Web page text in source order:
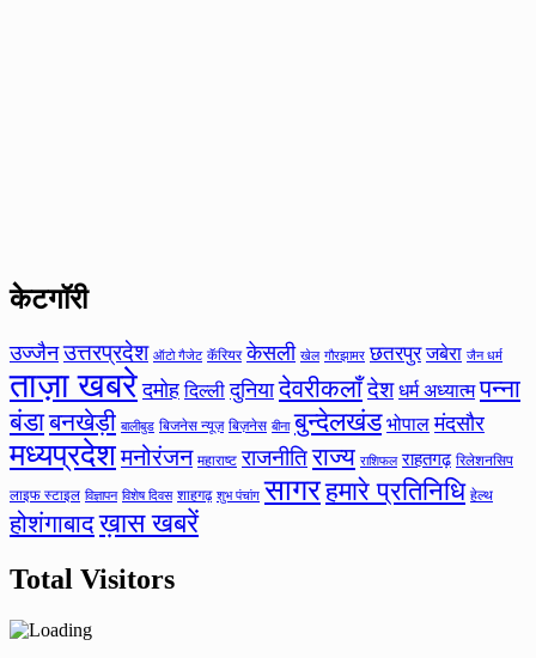
केटगॉरी
उज्जैन उत्तरप्रदेश ऑटो गैजेट कॅरियर केसली खेल गौरझामर छतरपुर जबेरा जैन धर्म
ताज़ा खबरे दमोह दिल्ली दुनिया देवरीकलाँदेश धर्म अध्यात्म पन्ना
बंडाबनखेड़ी बालीबुड बिजनेस न्यूज़ बिज़नेस बीना बुन्देलखंड भोपाल मंदसौर
मध्यप्रदेशमनोरंजन महाराष्ट राजनीतिराज्य राशिफल राहतगढ़ रिलेशनसिप
लाइफ स्टाइल विज्ञापन विशेष दिवस शाहगढ़ शुभ पंचांग सागरहमारे प्रतिनिधि हेल्थ
होशंगाबादख़ास खबरें
Total Visitors